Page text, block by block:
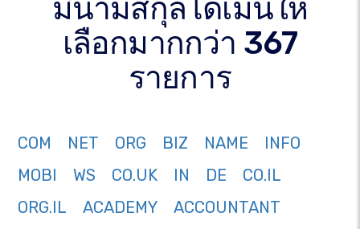
มีนามสกุลโดเมนให้
เลือกมากกว่า 367
รายการ
COM NET ORG BIZ NAME
INFO
MOBI
WS CO.UK IN DE
CO.IL
ORG.IL
ACADEMY
ACCOUNTANT